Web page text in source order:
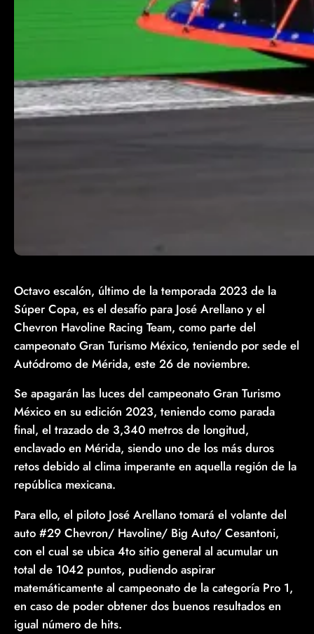
Octavo escalón, último de la temporada 2023 de la
Súper Copa, es el desafío para José Arellano y el
Chevron Havoline Racing Team, como parte del
campeonato Gran Turismo México, teniendo por sede el
Autódromo de Mérida, este 26 de noviembre.
Se apagarán las luces del campeonato Gran Turismo
México en su edición 2023, teniendo como parada
final, el trazado de 3,340 metros de longitud,
enclavado en Mérida, siendo uno de los más duros
retos debido al clima imperante en aquella región de la
república mexicana.
Para ello, el piloto José Arellano tomará el volante del
auto #29 Chevron/ Havoline/ Big Auto/ Cesantoni,
con el cual se ubica 4to sitio general al acumular un
total de 1042 puntos, pudiendo aspirar
matemáticamente al campeonato de la categoría Pro 1,
en caso de poder obtener dos buenos resultados en
igual número de hits.